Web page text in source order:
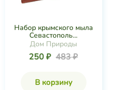
Набор крымского мыла
Севастополь...
Дом Природы
250 ₽ 483 ₽
В корзину